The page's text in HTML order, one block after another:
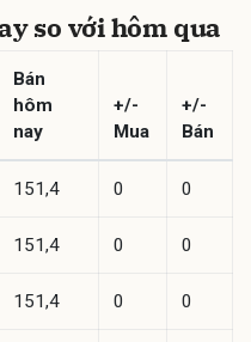
so với hôm qua
Bán
hôm
nay
+/-
Mua
+/-
Bán
151,4 0 0
151,4 0 0
151,4 0 0